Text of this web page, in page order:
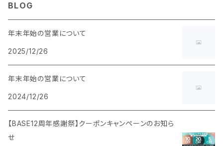
BLOG
年末年始の営業について
2025/12/26
年末年始の営業について
2024/12/26
【BASE12周年感謝祭】クーポンキャンペーンのお知ら
せ